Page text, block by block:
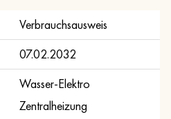
Verbrauchsausweis
07.02.2032
Wasser-Elektro
Zentralheizung